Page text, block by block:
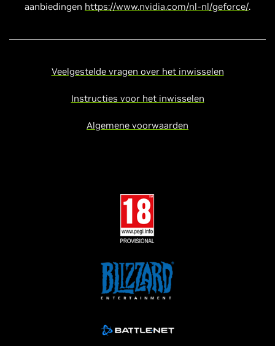
aanbiedingen https://www.nvidia.com/nl-nl/geforce/.
Veelgestelde vragen over het inwisselen
Instructies voor het inwisselen
Algemene voorwaarden